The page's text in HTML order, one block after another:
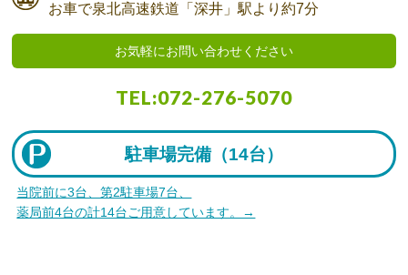
お車で泉北高速鉄道「深井」駅より約7分
お気軽にお問い合わせください
TEL:072-276-5070
駐車場完備（14台）
当院前に3台、第2駐車場7台、
薬局前4台の計14台ご用意しています。→